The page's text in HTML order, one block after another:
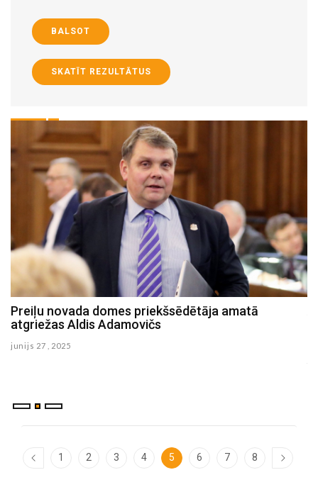
BALSOT
SKATĪT REZULTĀTUS
Preiļu novada domes priekšsēdētāja amatā
atgriežas Aldis Adamovičs
junijs 27 , 2025
1 2 3 4 5 6 7 8